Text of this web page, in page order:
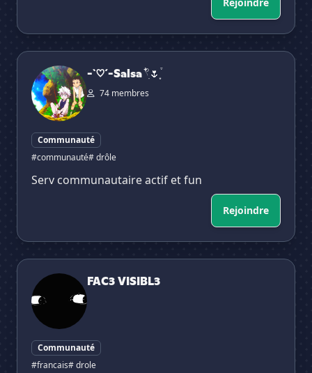
-`♡´-Salsa 𓍢ִ໋🌷͙֒
-`♡´-Salsa 𓍢ִ໋🌷͙֒
74 membres
Communauté
#communauté# drôle
Serv communautaire actif et fun
Rejoindre
FAC3 VISIBL3
FAC3 VISIBL3
Communauté
#francais# drole